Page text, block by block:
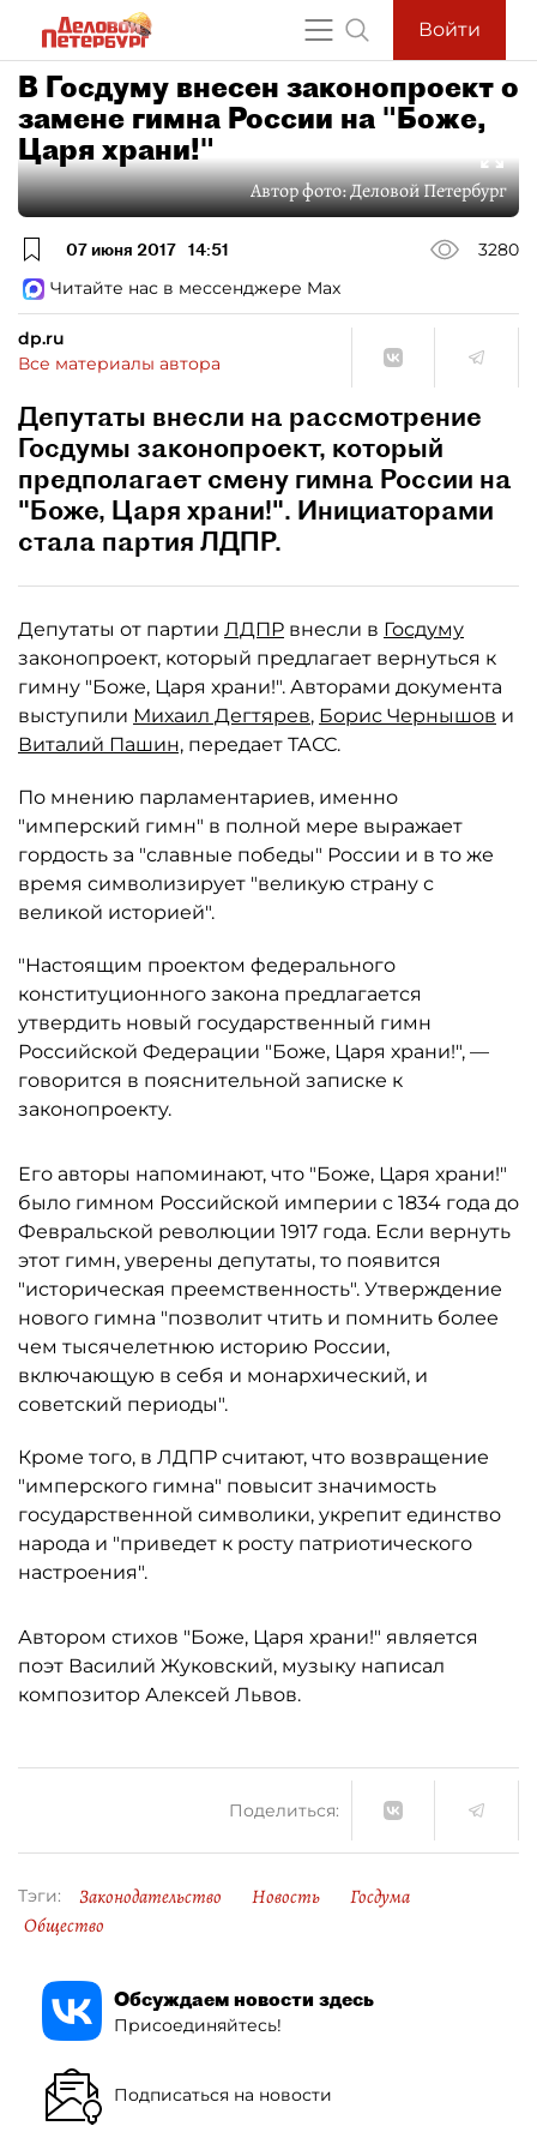
Войти
В Госдуму внесен законопроект о
замене гимна России на "Боже,
Царя храни!"
Автор фото:Деловой Петербург
07 июня 2017 14:51
3280
Читайте нас в мессенджере Max
dp.ru
Все материалы автора
Депутаты внесли на рассмотрение
Госдумы законопроект, который
предполагает смену гимна России на
"Боже, Царя храни!". Инициаторами
стала партия ЛДПР.
Депутаты от партии ЛДПР внесли в Госдуму
законопроект, который предлагает вернуться к
гимну "Боже, Царя храни!". Авторами документа
выступили Михаил Дегтярев, Борис Чернышов и
Виталий Пашин, передает ТАСС.
По мнению парламентариев, именно
"имперский гимн" в полной мере выражает
гордость за "славные победы" России и в то же
время символизирует "великую страну с
великой историей".
"Настоящим проектом федерального
конституционного закона предлагается
утвердить новый государственный гимн
Российской Федерации "Боже, Царя храни!", —
говорится в пояснительной записке к
законопроекту.
Его авторы напоминают, что "Боже, Царя храни!"
было гимном Российской империи с 1834 года до
Февральской революции 1917 года. Если вернуть
этот гимн, уверены депутаты, то появится
"историческая преемственность". Утверждение
нового гимна "позволит чтить и помнить более
чем тысячелетнюю историю России,
включающую в себя и монархический, и
советский периоды".
Кроме того, в ЛДПР считают, что возвращение
"имперского гимна" повысит значимость
государственной символики, укрепит единство
народа и "приведет к росту патриотического
настроения".
Автором стихов "Боже, Царя храни!" является
поэт Василий Жуковский, музыку написал
композитор Алексей Львов.
Поделиться:
Тэги: Законодательство Новость
Госдума
Общество
Обсуждаем новости здесь
Присоединяйтесь!
Подписаться на новости